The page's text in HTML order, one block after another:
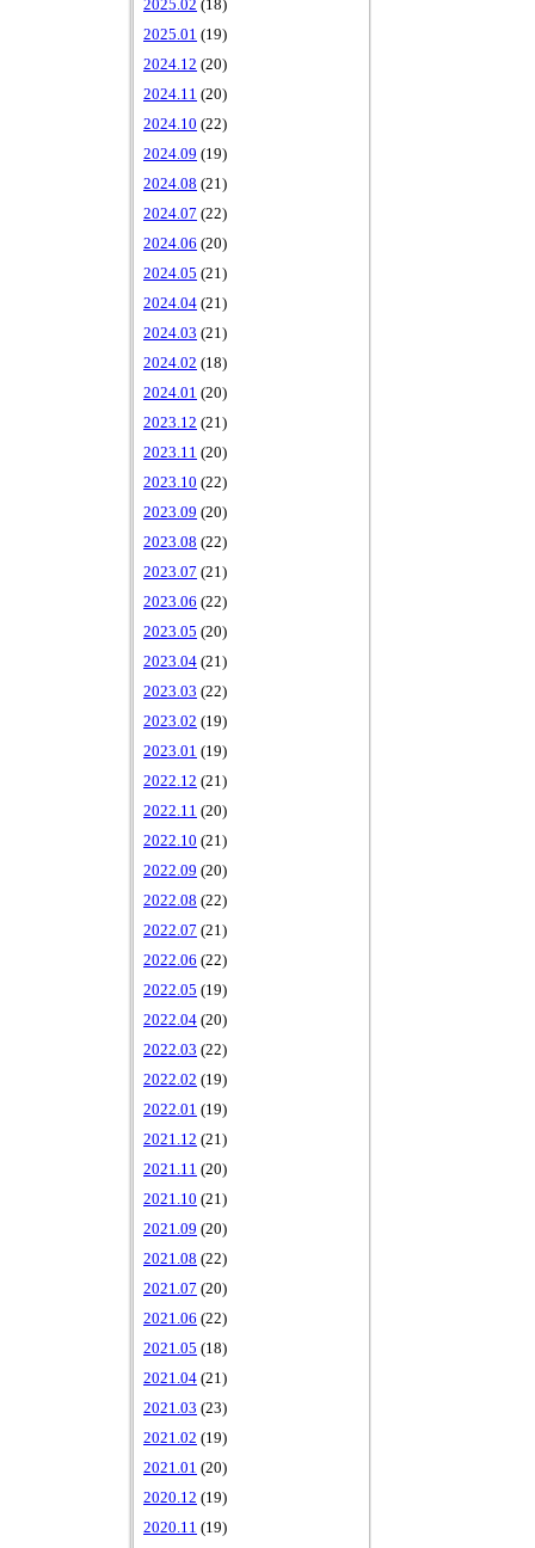
2025.02 (18)
2025.01 (19)
2024.12 (20)
2024.11 (20)
2024.10 (22)
2024.09 (19)
2024.08 (21)
2024.07 (22)
2024.06 (20)
2024.05 (21)
2024.04 (21)
2024.03 (21)
2024.02 (18)
2024.01 (20)
2023.12 (21)
2023.11 (20)
2023.10 (22)
2023.09 (20)
2023.08 (22)
2023.07 (21)
2023.06 (22)
2023.05 (20)
2023.04 (21)
2023.03 (22)
2023.02 (19)
2023.01 (19)
2022.12 (21)
2022.11 (20)
2022.10 (21)
2022.09 (20)
2022.08 (22)
2022.07 (21)
2022.06 (22)
2022.05 (19)
2022.04 (20)
2022.03 (22)
2022.02 (19)
2022.01 (19)
2021.12 (21)
2021.11 (20)
2021.10 (21)
2021.09 (20)
2021.08 (22)
2021.07 (20)
2021.06 (22)
2021.05 (18)
2021.04 (21)
2021.03 (23)
2021.02 (19)
2021.01 (20)
2020.12 (19)
2020.11 (19)